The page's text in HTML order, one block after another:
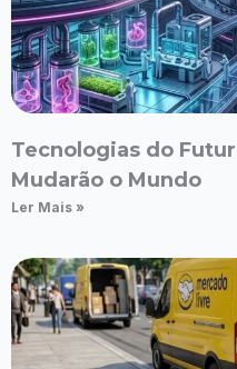
Tecnologias do
Mudarão o Mundo
Ler Mais »